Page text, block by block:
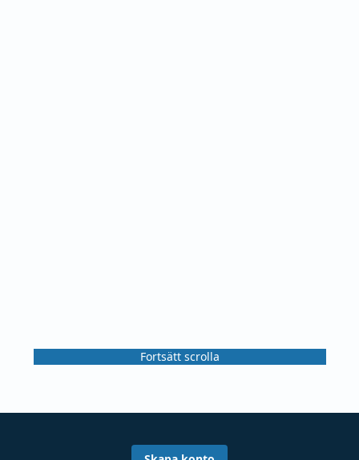
Fortsätt scrolla